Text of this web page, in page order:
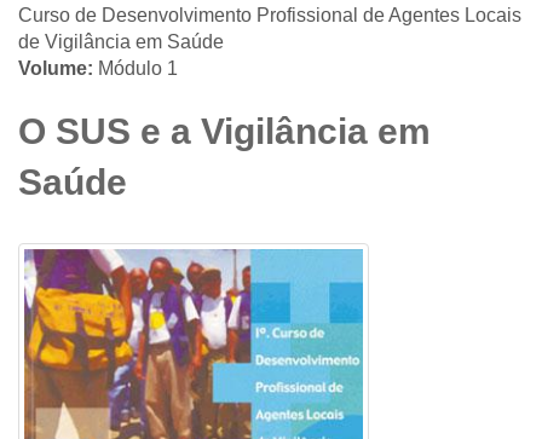
Curso de Desenvolvimento Profissional de Agentes Locais
de Vigilância em Saúde
Volume: Módulo 1
O SUS e a Vigilância em
Saúde